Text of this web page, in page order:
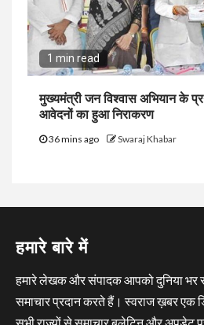
1 min read
मुख्यमंत्री जन विश्वास अभियान के
आवेदनों का हुआ निराकरण
36 mins ago Swaraj Khabar
हमारे बारे में
हमारे लेखक और संपादक आपको दुनिया भर
समाचार प्रदान करते हैं। स्वराज ख़बर एक